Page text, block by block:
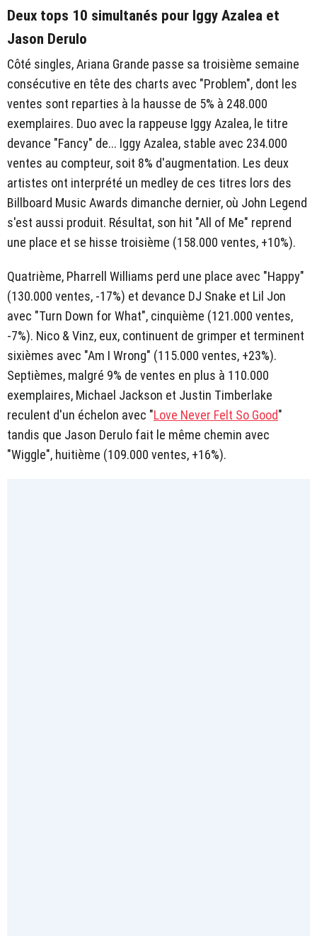
Deux tops 10 simultanés pour Iggy Azalea et
Jason Derulo
Côté singles, Ariana Grande passe sa troisième semaine
consécutive en tête des charts avec "Problem", dont les
ventes sont reparties à la hausse de 5% à 248.000
exemplaires. Duo avec la rappeuse Iggy Azalea, le titre
devance "Fancy" de... Iggy Azalea, stable avec 234.000
ventes au compteur, soit 8% d'augmentation. Les deux
artistes ont interprété un medley de ces titres lors des
Billboard Music Awards dimanche dernier, où John Legend
s'est aussi produit. Résultat, son hit "All of Me" reprend
une place et se hisse troisième (158.000 ventes, +10%).
Quatrième, Pharrell Williams perd une place avec "Happy"
(130.000 ventes, -17%) et devance DJ Snake et Lil Jon
avec "Turn Down for What", cinquième (121.000 ventes,
-7%). Nico & Vinz, eux, continuent de grimper et terminent
sixièmes avec "Am I Wrong" (115.000 ventes, +23%).
Septièmes, malgré 9% de ventes en plus à 110.000
exemplaires, Michael Jackson et Justin Timberlake
reculent d'un échelon avec "Love Never Felt So Good"
tandis que Jason Derulo fait le même chemin avec
"Wiggle", huitième (109.000 ventes, +16%).